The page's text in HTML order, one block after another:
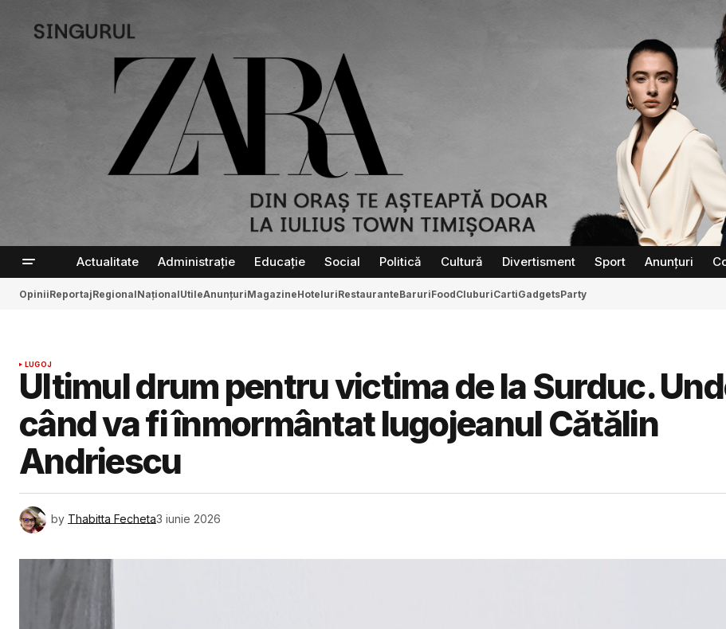
Actualitate Administrație Educație Social Politică Cultură Divertisment Sport Anunțuri
OpiniiReportajRegionalNaționalUtileAnunțuriMagazineHoteluriRestauranteBaruriFoodCluburiCartiGadgetsParty
LUGOJ
Ultimul drum pentru victima de la Surduc.
când va fi înmormântat lugojeanul Cătălin
Andriescu
by Thabitta Fecheta3 iunie 2026